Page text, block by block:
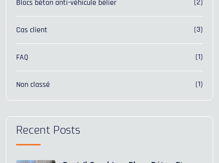
Blocs béton anti-véhicule bélier (2)
Cas client (3)
FAQ (1)
Non classé (1)
Recent Posts